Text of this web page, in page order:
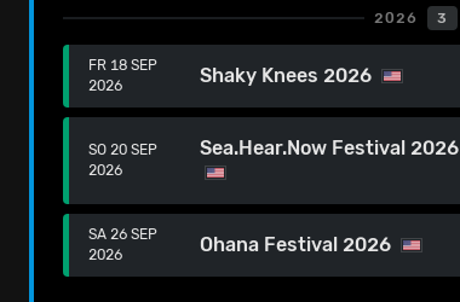
2026 3
FR 18 SEP
2026
Shaky Knees 2026
SO 20 SEP
2026
Sea.Hear.Now Festival 2026
SA 26 SEP
2026
Ohana Festival 2026